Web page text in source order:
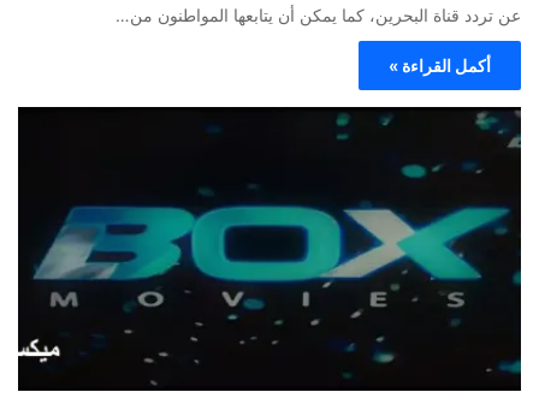
عن تردد قناة البحرين، كما يمكن أن يتابعها المواطنون من…
أكمل القراءة »